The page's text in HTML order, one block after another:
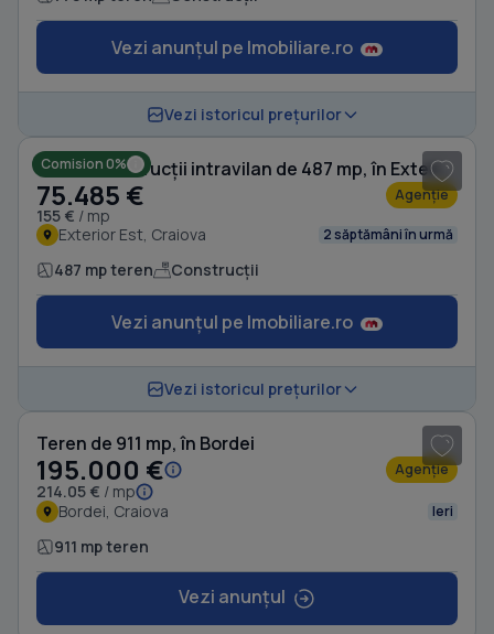
Vezi anunțul pe Imobiliare.ro
Vezi istoricul prețurilor
Comision 0% Teren Construcții intravilan de 487 mp, în Exterior Est
75.485 €
155 € / mp
Agenție
Exterior Est, Craiova 2 săptămâni în urmă
487 mp teren Construcții
Vezi anunțul pe Imobiliare.ro
Vezi istoricul prețurilor
Teren de 911 mp, în Bordei
195.000 €
214.05 € / mp
Agenție
Bordei, Craiova Ieri
911 mp teren
Vezi anunțul